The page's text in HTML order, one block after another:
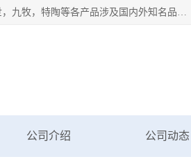
专业配送水暖器材、光源灯具、五金交电等维修物资，飞利浦，佛山照明，世达，博世，九牧，特陶等各产品涉及国内外知名品牌。公司专注与物业、学校、酒店、工厂等单位合作，提供一站式配送服务，降低客户综合成本。依托电子商务改变传统模式，以专业的团队为客户提供24H物资配送到达，货到月结、统一开票，便捷退换等服务，提高了企业的运营效率。
公司介绍 公司动态